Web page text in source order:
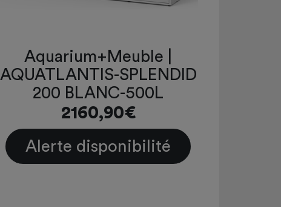
Aquarium+Meuble |
AQUATLANTIS-SPLENDID
200 BLANC-500L
2160,90€
Alerte disponibilité